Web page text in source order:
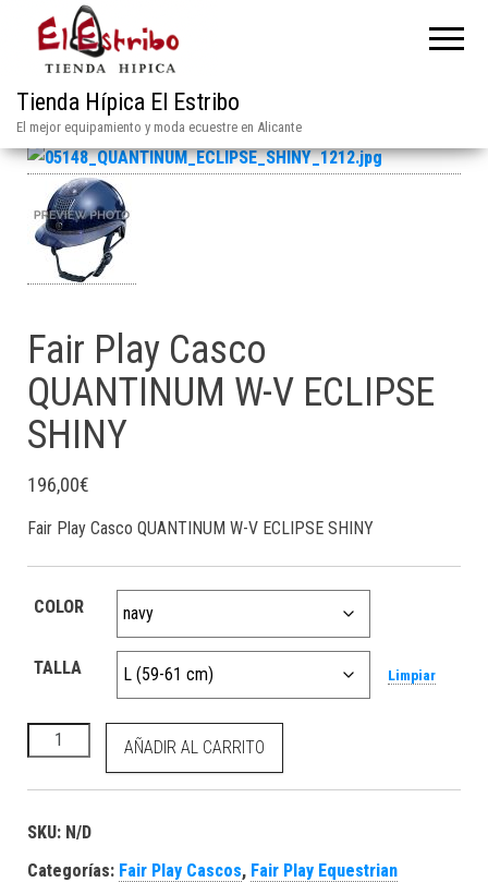
Tienda Hípica El Estribo
El mejor equipamiento y moda ecuestre en Alicante
Fair Play Casco
QUANTINUM W-V ECLIPSE
SHINY
196,00€
Fair Play Casco QUANTINUM W-V ECLIPSE SHINY
COLOR
TALLA Limpiar
Fair Play Casco QUANTINUM W-V ECLIPSE SHINY cantidad
AÑADIR AL CARRITO
SKU: N/D
Categorías: Fair Play Cascos, Fair Play Equestrian